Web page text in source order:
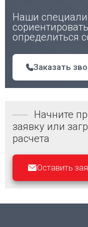
Наши
определиться
Заказать
Начните
заявку или
расчета
Оставить